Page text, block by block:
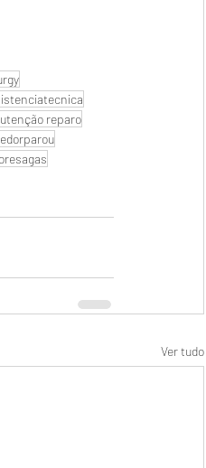
reparo
Ver tudo